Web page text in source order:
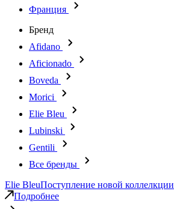
Франция
Бренд
Afidano
Aficionado
Boveda
Morici
Elie Bleu
Lubinski
Gentili
Все бренды
Elie BleuПоступление новой коллелкции
Подробнее